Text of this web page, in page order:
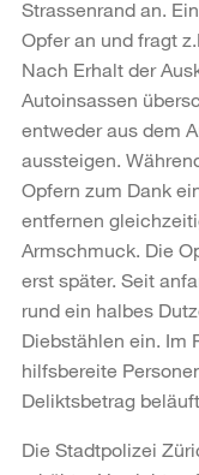
Strassenrand an.
Opfer an und fragt
Nach Erhalt der
Autoinsassen
entweder aus dem
aussteigen.
Opfern zum Dank
entfernen
Armschmuck. Die
erst später. Seit
rund ein halbes
Diebstählen ein. Im
hilfsbereite
Deliktsbetrag
Die Stadtpolizei